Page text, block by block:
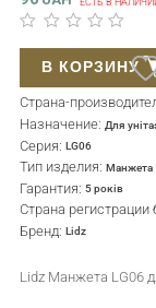
Страна-
Назначение: Для
Серия: LG06
Тип изделия: Манжета
Гарантия: 5 років
Страна регистрации
Бренд: Lidz
Lidz Манжета LG06
В КОРЗИНУ